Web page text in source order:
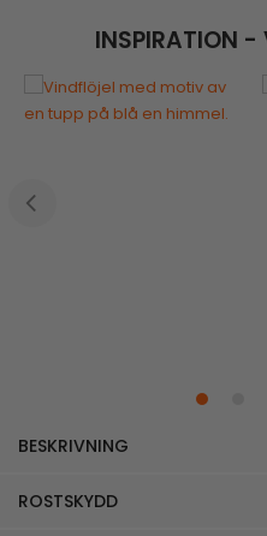
INSPIRATION -
BESKRIVNING
ROSTSKYDD